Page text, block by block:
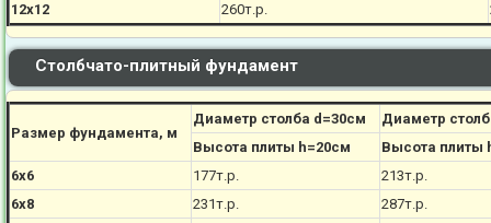
12х12
260т.р.
Столбчато-плитный фундамент
Размер фундамента, м
Диаметр столба d=30см
Диаметр
Высота плиты h=20см
Высота плиты
6х6
177т.р. 213т.р.
6х8
231т.р. 287т.р.